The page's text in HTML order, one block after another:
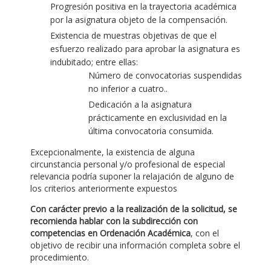
Progresión positiva en la trayectoria académica
por la asignatura objeto de la compensación.
Existencia de muestras objetivas de que el
esfuerzo realizado para aprobar la asignatura es
indubitado; entre ellas:
Número de convocatorias suspendidas
no inferior a cuatro..
Dedicación a la asignatura
prácticamente en exclusividad en la
última convocatoria consumida.
Excepcionalmente, la existencia de alguna
circunstancia personal y/o profesional de especial
relevancia podría suponer la relajación de alguno de
los criterios anteriormente expuestos
Con carácter previo a la realización de la solicitud, se
recomienda hablar con la subdirección con
competencias en Ordenación Académica, con el
objetivo de recibir una información completa sobre el
procedimiento.